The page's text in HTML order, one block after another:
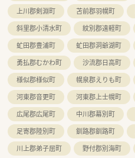
上川郡剣淵町
苫前郡羽幌町
斜里郡小清水町
紋別郡遠軽町
虻田郡豊浦町
虻田郡洞爺湖町
勇払郡むかわ町
沙流郡日高町
様似郡様似町
幌泉郡えりも町
河東郡音更町
河東郡上士幌町
広尾郡広尾町
中川郡幕別町
足寄郡陸別町
釧路郡釧路町
川上郡弟子屈町
野付郡別海町